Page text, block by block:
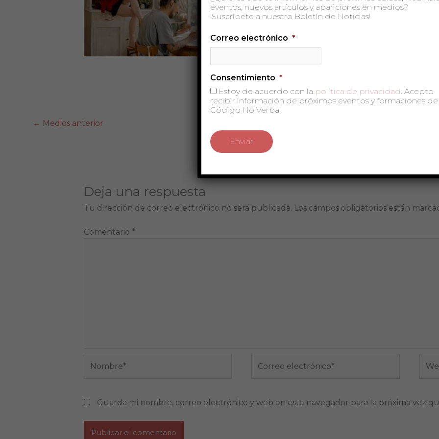
← Medios anterior
Deja una respuesta
Tu dirección de correo electrónico no será publicada. Los campos obligatorios están
Comentario *
electrónico*
Guarda mi nombre, correo electrónico y web en este navegador para la próxima vez
eventos, nuevos artículos y apariciones en medios?
!Suscríbete a nuestro Boletín de Noticias!
Correo electrónico *
Consentimiento *
Estoy de acuerdo con la política de privacidad. Acepto
recibir información de próximos eventos y formaciones de
Código No Verbal.